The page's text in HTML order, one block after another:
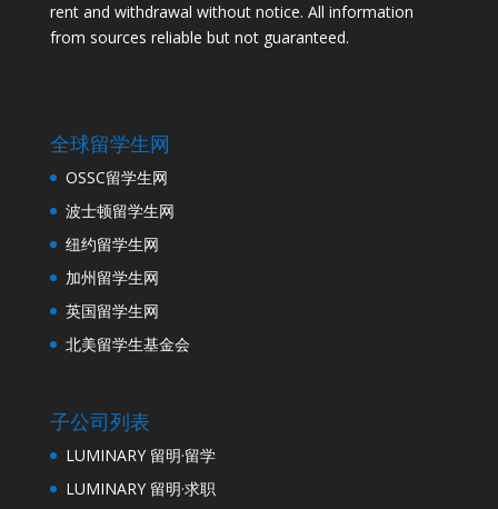
rent and withdrawal without notice. All information
from sources reliable but not guaranteed.
全球留学生网
OSSC留学生网
波士顿留学生网
纽约留学生网
加州留学生网
英国留学生网
北美留学生基金会
子公司列表
LUMINARY 留明·留学
LUMINARY 留明·求职